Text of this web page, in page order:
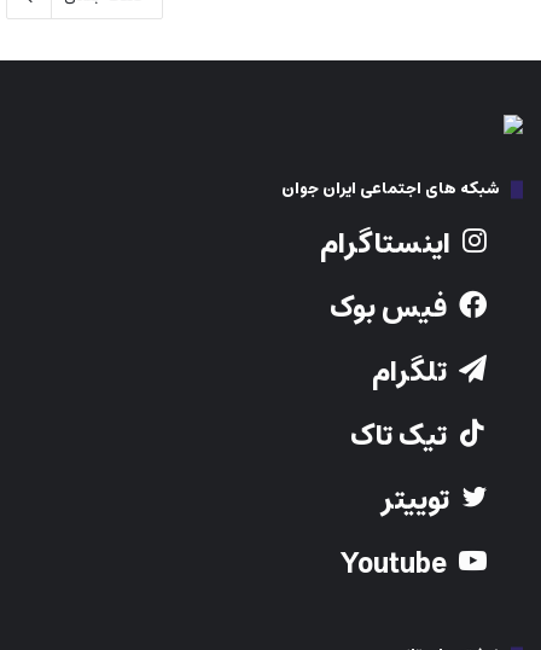
شبکه های اجتماعی ایران جوان
اینستاگرام
فیس بوک
تلگرام
تیک تاک
توییتر